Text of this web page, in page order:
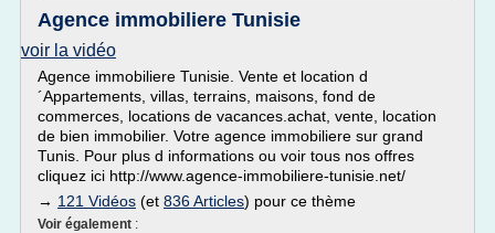
Agence immobiliere Tunisie
voir la vidéo
Agence immobiliere Tunisie. Vente et location d
´Appartements, villas, terrains, maisons, fond de
commerces, locations de vacances.achat, vente, location
de bien immobilier. Votre agence immobiliere sur grand
Tunis. Pour plus d informations ou voir tous nos offres
cliquez ici http://www.agence-immobiliere-tunisie.net/
→ 121 Vidéos (et 836 Articles) pour ce thème
Voir également :